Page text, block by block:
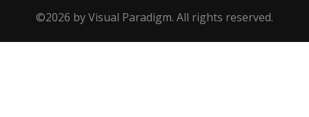
©2026 by Visual Paradigm. All rights reserved.